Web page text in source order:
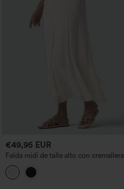
€49,95 EUR
Falda midi de talle alto con cremallera
invisible, encaje a contraste y chiffon
fluido, ideal para fiestas.